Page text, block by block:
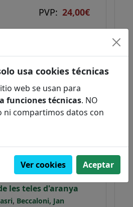
PVP: 24,00€
les teles d'aranya
, Beccaloni, Jan
usa cookies técnicas
web se usan para
funciones técnicas. NO
ni compartimos datos con
Ver cookies Aceptar